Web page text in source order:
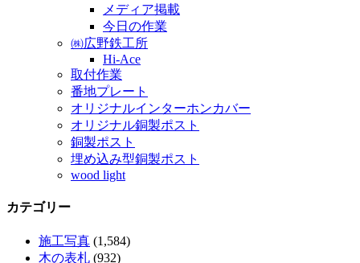
メディア掲載
今日の作業
㈱広野鉄工所
Hi-Ace
取付作業
番地プレート
オリジナルインターホンカバー
オリジナル銅製ポスト
銅製ポスト
埋め込み型銅製ポスト
wood light
カテゴリー
施工写真 (1,584)
木の表札 (932)